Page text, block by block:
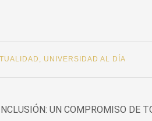
, UNIVERSIDAD AL DÍA
UN COMPROMISO DE